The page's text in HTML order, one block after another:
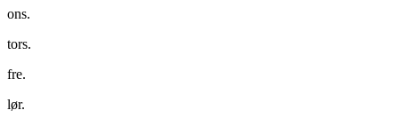
ons.
tors.
fre.
lør.